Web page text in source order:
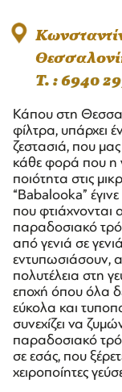
T. : 6940
Κάπου στη
φίλτρα, υπάρχει
ζεστασιά, που μας
κάθε φορά που η
ποιότητα στις
“Babalooka”
που φτιάχνονται
παραδοσιακό
από γενιά σε
εντυπωσιάσουν,
πολυτέλεια στη
εποχή όπου όλα
εύκολα και
συνεχίζει να
παραδοσιακό
σε εσάς, που
χειροποίητες